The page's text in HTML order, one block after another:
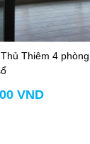
Thiêm 4
VND